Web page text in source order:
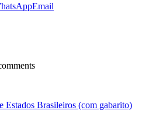
Email
Estados Brasileiros (com gabarito)